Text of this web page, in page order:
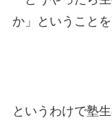
か」ということ
というわけで塾